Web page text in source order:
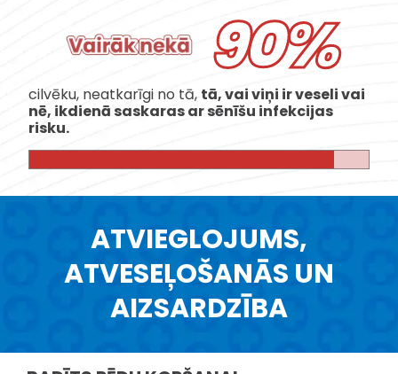
90%
cilvēku, neatkarīgi no tā, tā, vai viņi ir veseli vai
nē, ikdienā saskaras ar sēnīšu infekcijas
risku.
ATVIEGLOJUMS,
ATVESEĻOŠANĀS UN
AIZSARDZĪBA